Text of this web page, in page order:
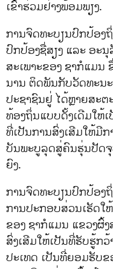
ເຂົ້າຮ່ວມຢ່າງພ້ອມພຽງ.
ການຈົດທະບຽນປົກປ້ອງ
ປົກປ້ອງຊື່ສຽງ ແລະ ອະ
ສະເພາະຂອງ ຊາກໍແມນ
ນານ ຕິດພັນກັບວັດທະນ
ປະຊາຊົນຢູ່ ໄດ້ຫຼາຍສະ
ທ້ອງຖິ່ນແບບດັ້ງເດີມໃຫ້
ທີ່ເປັນການສົ່ງເສີມໃຫ້ມີ
ບັນພະບູລຸດສູ່ຄົນຮຸ່ນປັດ
ຍົງ.
ການຈົດທະບຽນປົກປ້ອງ
ການປະກອບສ່ວນເຮັດໃ
ຂອງ ຊາກໍແມນ ແຂວງຜົ້
ສົ່ງເສີມໃຫ້ເປັນທີ່ຮັບຮູ້ກ
ປະເທດ ເປັນທີ່ຍອມຮັບຂ